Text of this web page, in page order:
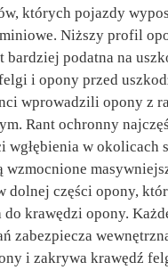
których pojazdy
Niższy profil
bardziej podatna na
i opony przed
wprowadzili opony z
Rant ochronny
wgłębienia w okolicach
wzmocnione
dolnej części opony,
do krawędzi opony.
zabezpiecza
i zakrywa krawędź